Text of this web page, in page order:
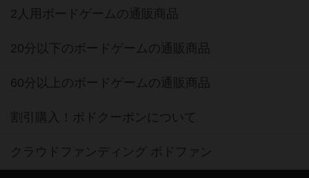
2人用ボードゲームの通販商品
20分以下のボードゲームの通販商品
60分以上のボードゲームの通販商品
割引購入！ボドクーポンについて
クラウドファンディング ボドファン